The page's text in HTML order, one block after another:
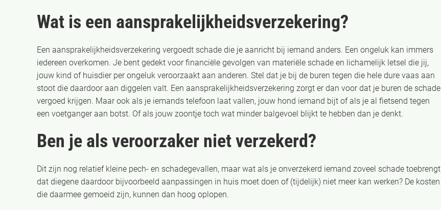
Wat is een aansprakelijkheidsverzekering?
Een aansprakelijkheidsverzekering vergoedt schade die je aanricht bij iemand anders. Een ongeluk kan immers
iedereen overkomen. Je bent gedekt voor financiële gevolgen van materiële schade en lichamelijk letsel die jij,
jouw kind of huisdier per ongeluk veroorzaakt aan anderen. Stel dat je bij de buren tegen die hele dure vaas aan
stoot die daardoor aan diggelen valt. Een aansprakelijkheidsverzekering zorgt er dan voor dat je buren de schade
vergoed krijgen. Maar ook als je iemands telefoon laat vallen, jouw hond iemand bijt of als je al fietsend tegen
een voetganger aan botst. Of als jouw zoontje toch wat minder balgevoel blijkt te hebben dan je denkt.
Ben je als veroorzaker niet verzekerd?
Dit zijn nog relatief kleine pech- en schadegevallen, maar wat als je onverzekerd iemand zoveel schade toebrengt
dat diegene daardoor bijvoorbeeld aanpassingen in huis moet doen of (tijdelijk) niet meer kan werken? De kosten
die daarmee gemoeid zijn, kunnen dan hoog oplopen.